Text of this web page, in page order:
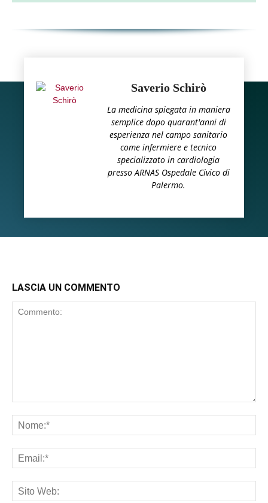
Saverio Schirò
La medicina spiegata in maniera
semplice dopo quarant'anni di
esperienza nel campo sanitario
come infermiere e tecnico
specializzato in cardiologia
presso ARNAS Ospedale Civico di
Palermo.
LASCIA UN COMMENTO